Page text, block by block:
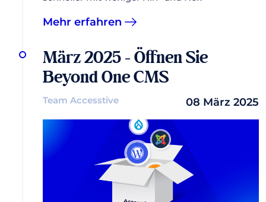
Mehr erfahren
März 2025 - Öffnen Sie
Beyond One CMS
Team Accesstive 08 März 2025